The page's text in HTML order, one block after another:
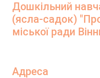
Дошкільний
(ясла-садок)
міської ради
Адреса